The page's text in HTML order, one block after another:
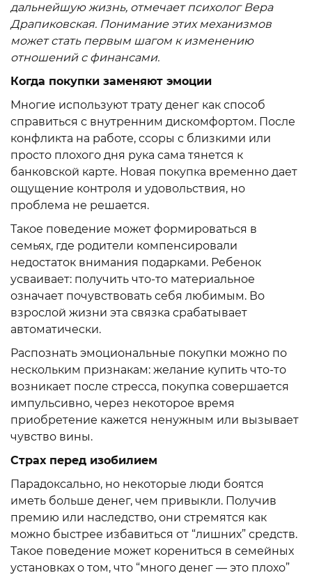
дальнейшую жизнь, отмечает психолог Вера
Драпиковская. Понимание этих механизмов
может стать первым шагом к изменению
отношений с финансами.
Когда покупки заменяют эмоции
Многие используют трату денег как способ
справиться с внутренним дискомфортом. После
конфликта на работе, ссоры с близкими или
просто плохого дня рука сама тянется к
банковской карте. Новая покупка временно дает
ощущение контроля и удовольствия, но
проблема не решается.
Такое поведение может формироваться в
семьях, где родители компенсировали
недостаток внимания подарками. Ребенок
усваивает: получить что-то материальное
означает почувствовать себя любимым. Во
взрослой жизни эта связка срабатывает
автоматически.
Распознать эмоциональные покупки можно по
нескольким признакам: желание купить что-то
возникает после стресса, покупка совершается
импульсивно, через некоторое время
приобретение кажется ненужным или вызывает
чувство вины.
Страх перед изобилием
Парадоксально, но некоторые люди боятся
иметь больше денег, чем привыкли. Получив
премию или наследство, они стремятся как
можно быстрее избавиться от “лишних” средств.
Такое поведение может корениться в семейных
установках о том, что “много денег — это плохо”